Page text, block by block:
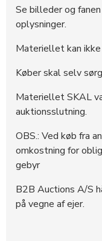
Se billeder og
oplysninger.
Materiellet kan
Køber skal selv
Materiellet SKAL
auktionsslutning.
OBS.: Ved køb fra
omkostning for
gebyr
B2B Auctions A/S
på vegne af ejer.